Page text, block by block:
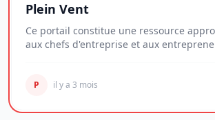
Plein Vent
Ce portail constitue une ressource
aux chefs d'entreprise et aux
P il y a 3 mois